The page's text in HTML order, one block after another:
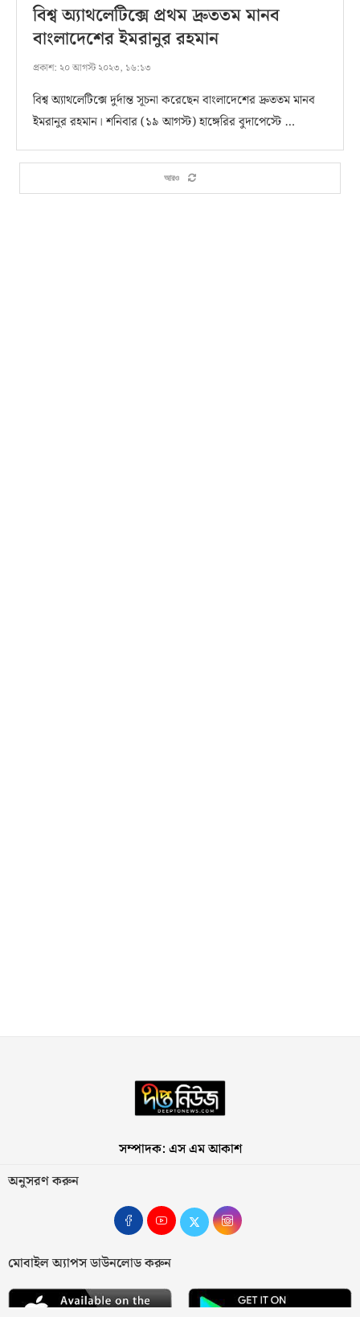
বিশ্ব অ্যাথলেটিক্সে প্রথম দ্রুততম মানব
বাংলাদেশের ইমরানুর রহমান
প্রকাশ: ২০ আগস্ট ২০২৩, ১৬:১৩
বিশ্ব অ্যাথলেটিক্সে দুর্দান্ত সূচনা করেছেন বাংলাদেশের দ্রুততম মানব
ইমরানুর রহমান। শনিবার (১৯ আগস্ট) হাঙ্গেরির বুদাপেস্টে …
আরও
সম্পাদক: এস এম আকাশ
অনুসরণ করুন
মোবাইল অ্যাপস ডাউনলোড করুন